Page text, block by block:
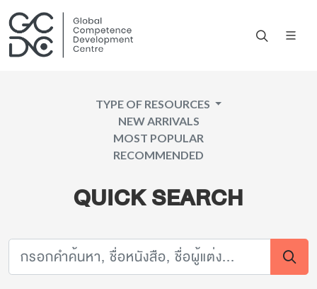
TYPE OF RESOURCES
NEW ARRIVALS
MOST POPULAR
RECOMMENDED
QUICK SEARCH